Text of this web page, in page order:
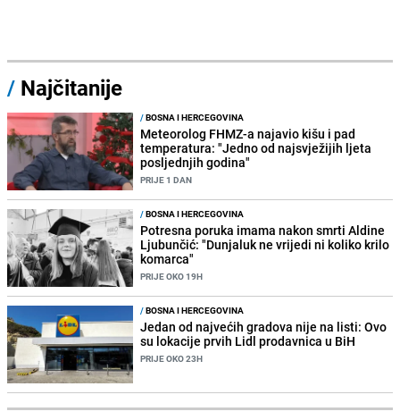
/ Najčitanije
/BOSNA I HERCEGOVINA
Meteorolog FHMZ-a najavio kišu i pad
temperatura: "Jedno od najsvježijih ljeta
posljednjih godina"
PRIJE 1 DAN
/BOSNA I HERCEGOVINA
Potresna poruka imama nakon smrti Aldine
Ljubunčić: "Dunjaluk ne vrijedi ni koliko krilo
komarca"
PRIJE OKO 19H
/BOSNA I HERCEGOVINA
Jedan od najvećih gradova nije na listi: Ovo
su lokacije prvih Lidl prodavnica u BiH
PRIJE OKO 23H